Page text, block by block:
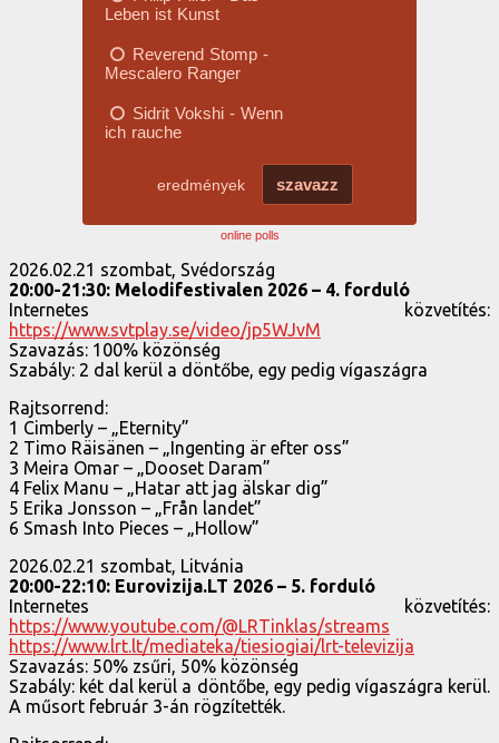
online polls
2026.02.21 szombat, Svédország
20:00-21:30: Melodifestivalen 2026 – 4. forduló
Internetes közvetítés:
https://www.svtplay.se/video/jp5WJvM
Szavazás: 100% közönség
Szabály: 2 dal kerül a döntőbe, egy pedig vígaszágra
Rajtsorrend:
1 Cimberly – „Eternity”
2 Timo Räisänen – „Ingenting är efter oss”
3 Meira Omar – „Dooset Daram”
4 Felix Manu – „Hatar att jag älskar dig”
5 Erika Jonsson – „Från landet”
6 Smash Into Pieces – „Hollow”
2026.02.21 szombat, Litvánia
20:00-22:10: Eurovizija.LT 2026 – 5. forduló
Internetes közvetítés:
https://www.youtube.com/@LRTinklas/streams
https://www.lrt.lt/mediateka/tiesiogiai/lrt-televizija
Szavazás: 50% zsűri, 50% közönség
Szabály: két dal kerül a döntőbe, egy pedig vígaszágra kerül.
A műsort február 3-án rögzítették.